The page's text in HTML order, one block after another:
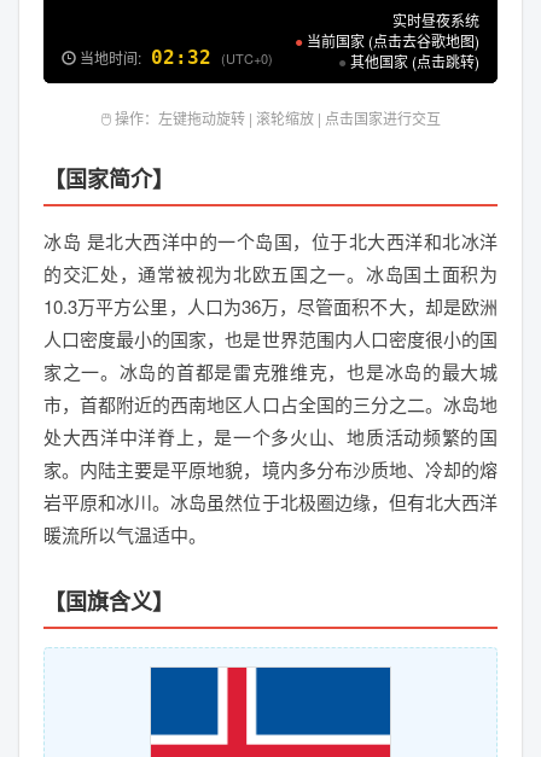
当地时间: 02:32 (UTC+0)
实时昼夜系统
● 当前国家 (点击去谷歌地图)
● 其他国家 (点击跳转)
🖱️ 操作：左键拖动旋转 | 滚轮缩放 | 点击国家进行交互
【国家简介】
冰岛 是北大西洋中的一个岛国，位于北大西洋和北冰洋
的交汇处，通常被视为北欧五国之一。冰岛国土面积为
10.3万平方公里，人口为36万，尽管面积不大，却是欧洲
人口密度最小的国家，也是世界范围内人口密度很小的国
家之一。冰岛的首都是雷克雅维克，也是冰岛的最大城
市，首都附近的西南地区人口占全国的三分之二。冰岛地
处大西洋中洋脊上，是一个多火山、地质活动频繁的国
家。内陆主要是平原地貌，境内多分布沙质地、冷却的熔
岩平原和冰川。冰岛虽然位于北极圈边缘，但有北大西洋
暖流所以气温适中。
【国旗含义】